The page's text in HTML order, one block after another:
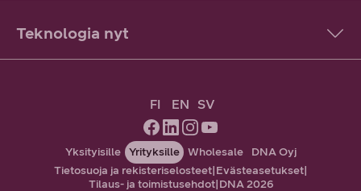
Teknologia nyt
FI EN SV
Yksityisille Yrityksille Wholesale
DNA Oyj
Tietosuoja ja rekisteriselosteet|Evästeasetukset|
Tilaus- ja toimistusehdot|DNA 2026